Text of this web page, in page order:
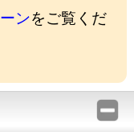
ンをご覧くだ